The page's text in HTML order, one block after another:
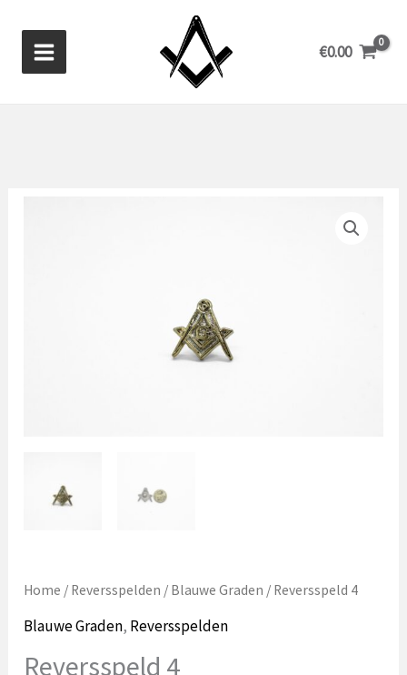
€0.00
Home / Reversspelden / Blauwe Graden / Reversspeld 4
Blauwe Graden, Reversspelden
Reversspeld 4